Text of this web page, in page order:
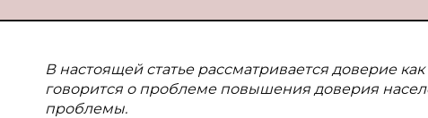
В настоящей статье рассматривается доверие
говорится о проблеме повышения доверия
проблемы.